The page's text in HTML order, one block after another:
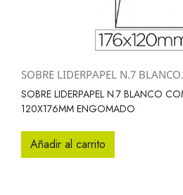
SOBRE LIDERPAPEL N.7
SOBRE LIDERPAPEL N.7 BLANCO
120X176MM ENGOMADO
Añadir al carrito